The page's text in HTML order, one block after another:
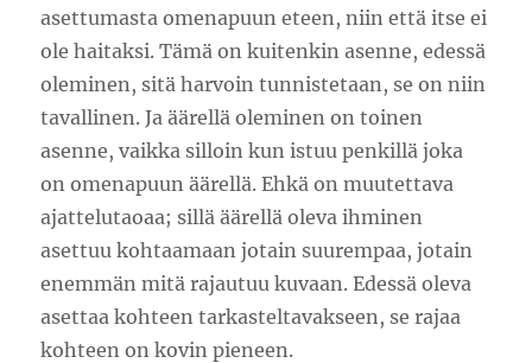
asettumasta omenapuun eteen, niin että itse ei
ole haitaksi. Tämä on kuitenkin asenne, edessä
oleminen, sitä harvoin tunnistetaan, se on niin
tavallinen. Ja äärellä oleminen on toinen
asenne, vaikka silloin kun istuu penkillä joka
on omenapuun äärellä. Ehkä on muutettava
ajattelutaoaa; sillä äärellä oleva ihminen
asettuu kohtaamaan jotain suurempaa, jotain
enemmän mitä rajautuu kuvaan. Edessä oleva
asettaa kohteen tarkasteltavakseen, se rajaa
kohteen on kovin pieneen.